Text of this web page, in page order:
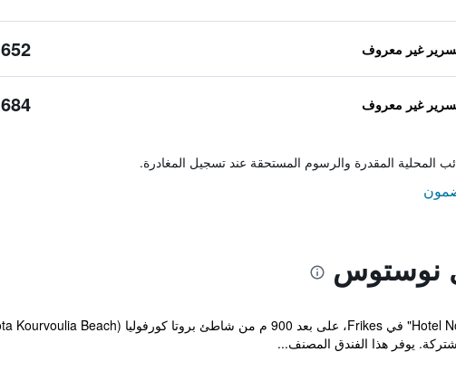
652 ﷼
684 ﷼
المحلية المقدرة والرسوم المستحقة عند تسجيل المغادرة.
نوستوس
يوفر هذا الفندق المصنف...